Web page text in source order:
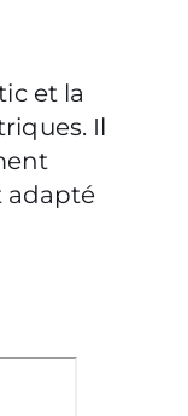
et la
Il
adapté